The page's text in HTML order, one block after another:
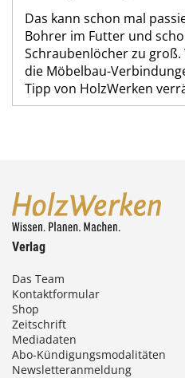
Das kann schon mal
Bohrer im Futter und
Schraubenlöcher zu
die Möbelbau-
Tipp von HolzWerken
Verlag
Das Team
Kontaktformular
Shop
Zeitschrift
Mediadaten
Abo-Kündigungsmodalitäten
Newsletteranmeldung